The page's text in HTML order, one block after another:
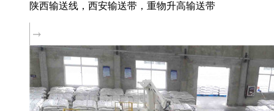
陕西输送线，西安输送带，重物升高输送带